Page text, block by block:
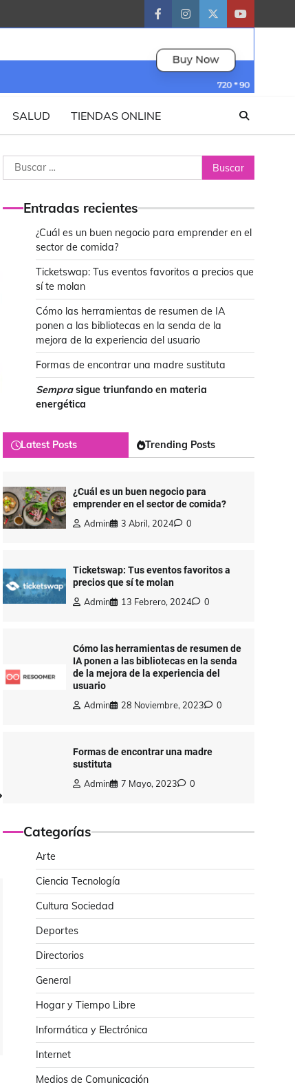
facebookinstagram
twitteryoutube
SALUD TIENDAS ONLINE
Buscar:
Entradas recientes
¿Cuál es un buen negocio para emprender en el
sector de comida?
Ticketswap: Tus eventos favoritos a precios que
sí te molan
Cómo las herramientas de resumen de IA
ponen a las bibliotecas en la senda de la
mejora de la experiencia del usuario
Formas de encontrar una madre sustituta
Semprasigue triunfando en materia
energética
Latest Posts Trending Posts
¿Cuál es un buen negocio para
emprender en el sector de comida?
Admin
3 Abril, 2024 0
Ticketswap: Tus eventos favoritos a
precios que sí te molan
Admin
13 Febrero, 2024 0
Cómo las herramientas de resumen de
IA ponen a las bibliotecas en la senda
de la mejora de la experiencia del
usuario
Admin
28 Noviembre, 2023 0
Formas de encontrar una madre
sustituta
Admin
7 Mayo, 2023 0
Categorías
Arte
Ciencia Tecnología
Cultura Sociedad
Deportes
Directorios
General
Hogar y Tiempo Libre
Informática y Electrónica
Internet
Medios de Comunicación